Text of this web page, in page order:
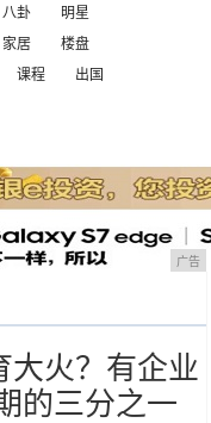
八卦
明星
家居
楼盘
课程
出国
广告
大火？有企业
的三分之一